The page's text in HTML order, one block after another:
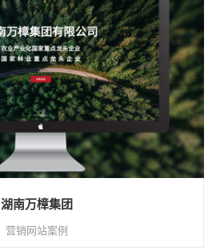
湖南万樟集团
营销网站案例